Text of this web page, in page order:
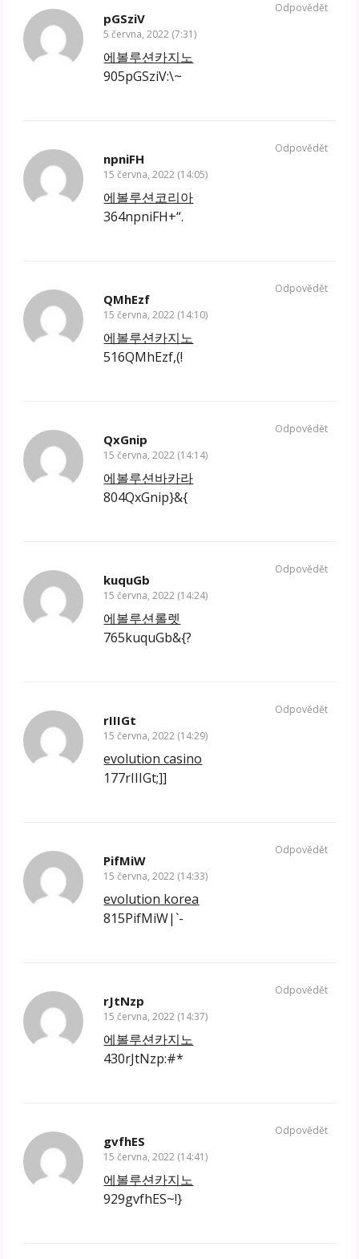
pGSziV
5 června, 2022 (7:31)
에볼루션카지노
905pGSziV:\~
Odpovědět
npniFH
15 června, 2022 (14:05)
에볼루션코리아
364npniFH+“.
Odpovědět
QMhEzf
15 června, 2022 (14:10)
에볼루션카지노
516QMhEzf,(!
Odpovědět
QxGnip
15 června, 2022 (14:14)
에볼루션바카라
804QxGnip}&{
Odpovědět
kuquGb
15 června, 2022 (14:24)
에볼루션롤렛
765kuquGb&{?
Odpovědět
rIIIGt
15 června, 2022 (14:29)
evolution casino
177rIIIGt;]]
Odpovědět
PifMiW
15 června, 2022 (14:33)
evolution korea
815PifMiW|`-
Odpovědět
rJtNzp
15 června, 2022 (14:37)
에볼루션카지노
430rJtNzp:#*
Odpovědět
gvfhES
15 června, 2022 (14:41)
에볼루션카지노
929gvfhES~!}
Odpovědět